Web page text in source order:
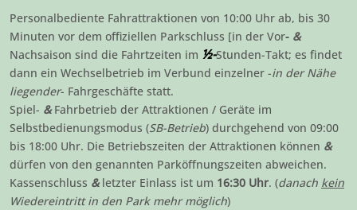
Personalbediente Fahrattraktionen von 10:00 Uhr ab, bis 30
Minuten vor dem offiziellen Parkschluss [in der Vor- &
Nachsaison sind die Fahrtzeiten im ½-Stunden-Takt; es findet
dann ein Wechselbetrieb im Verbund einzelner -in der Nähe
liegender- Fahrgeschäfte statt.
Spiel- &Fahrbetrieb der Attraktionen / Geräte im
Selbstbedienungsmodus (SB-Betrieb) durchgehend von 09:00
bis 18:00 Uhr. Die Betriebszeiten der Attraktionen können &
dürfen von den genannten Parköffnungszeiten abweichen.
Kassenschluss &letzter Einlass ist um 16:30 Uhr. (danach kein
Wiedereintritt in den Park mehr möglich)